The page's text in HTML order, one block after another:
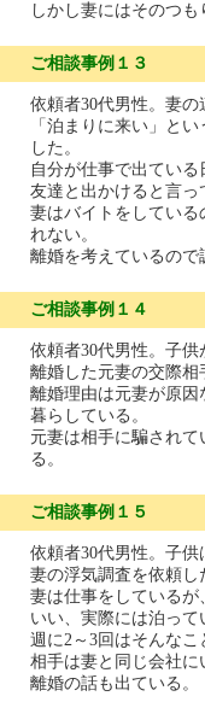
しかし妻にはそのつ
ご相談事例１３
依頼者30代男性。妻
「泊まりに来い」と
した。
自分が仕事で出てい
友達と出かけると言
妻はバイトをしてい
れない。
離婚を考えているの
ご相談事例１４
依頼者30代男性。子
離婚した元妻の交際
離婚理由は元妻が原
暮らしている。
元妻は相手に騙され
る。
ご相談事例１５
依頼者30代男性。子
妻の浮気調査を依頼し
妻は仕事をしている
いい、実際には泊って
週に2～3回はそんな
相手は妻と同じ会社に
離婚の話も出ている。